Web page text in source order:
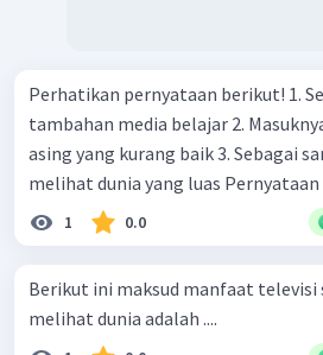
Perhatikan pernyataan berikut! 1. Sebagai sarana
tambahan media belajar 2. Masuknya pengaruh budaya
asing yang kurang baik 3. Sebagai sarana membantu
melihat dunia yang luas
1 0.0
Berikut ini maksud manfaat televisi
melihat dunia adalah ....